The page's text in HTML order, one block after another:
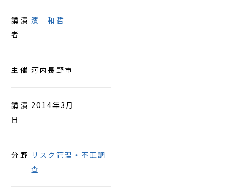
コラム
アクセス
講演
者
濱 和哲
主催 河内長野市
講演
日
2014年3月
分野 リスク管理・不正調
査